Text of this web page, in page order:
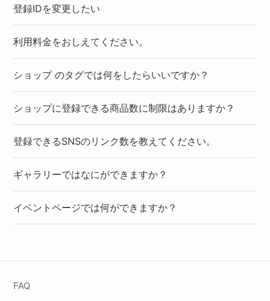
登録IDを変更したい
利用料金をおしえてください。
ショップ のタグでは何をしたらいいですか？
ショップに登録できる商品数に制限はありますか？
登録できるSNSのリンク数を教えてください。
ギャラリーではなにができますか？
イベントページでは何ができますか？
FAQ